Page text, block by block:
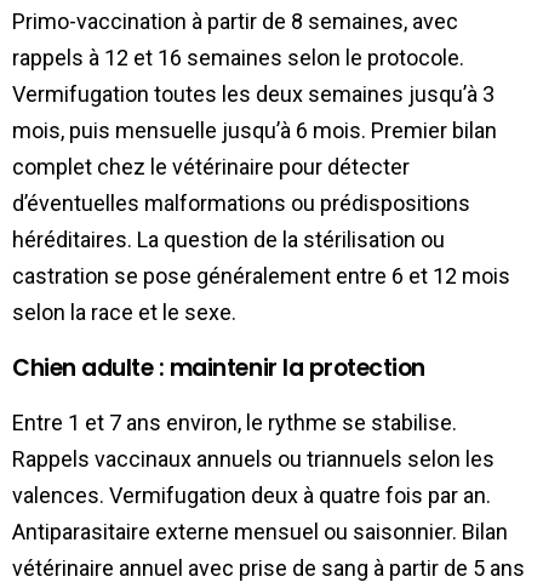
Primo-vaccination à partir de 8 semaines, avec
rappels à 12 et 16 semaines selon le protocole.
Vermifugation toutes les deux semaines jusqu’à 3
mois, puis mensuelle jusqu’à 6 mois. Premier bilan
complet chez le vétérinaire pour détecter
d’éventuelles malformations ou prédispositions
héréditaires. La question de la stérilisation ou
castration se pose généralement entre 6 et 12 mois
selon la race et le sexe.
Chien adulte : maintenir la protection
Entre 1 et 7 ans environ, le rythme se stabilise.
Rappels vaccinaux annuels ou triannuels selon les
valences. Vermifugation deux à quatre fois par an.
Antiparasitaire externe mensuel ou saisonnier. Bilan
vétérinaire annuel avec prise de sang à partir de 5 ans